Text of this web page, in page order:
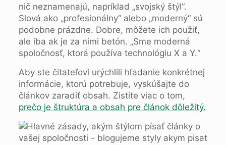
nič neznamenajú, napríklad „svojský štýl“.
Slová ako „profesionálny“ alebo „moderný“ sú
podobne prázdne. Dobre, môžete ich použiť,
ale iba ak je za nimi betón. „Sme moderná
spoločnosť, ktorá používa technológiu X a Y.“
Aby ste čitateľovi urýchlili hľadanie konkrétnej
informácie, ktorú potrebuje, vyskúšajte do
článkov zaradiť obsah. Zistite viac o tom,
prečo je štruktúra a obsah pre článok dôležitý.